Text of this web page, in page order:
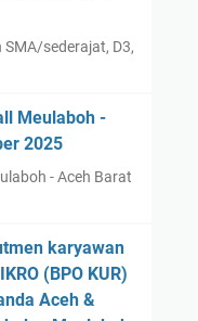
sederajat, D3,
Meulaboh -
2025
- Aceh Barat
karyawan
(BPO KUR)
Aceh &